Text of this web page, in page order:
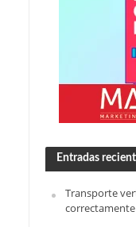
Entradas
Transporte
correctamente